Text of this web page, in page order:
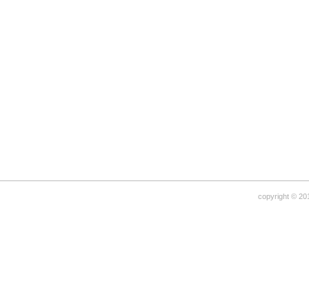
copyright ©